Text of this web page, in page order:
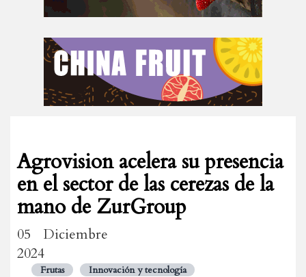
Agrovision acelera su presencia
en el sector de las cerezas de la
mano de ZurGroup
05 Diciembre
2024
Frutas Innovación y tecnología